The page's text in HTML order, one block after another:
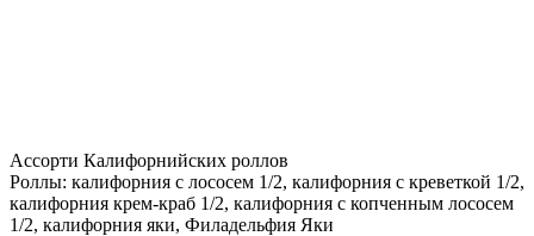
Ассорти Калифорнийских роллов
Роллы: калифорния с лососем 1/2, калифорния с креветкой 1/2,
калифорния крем-краб 1/2, калифорния с копченным лососем
1/2, калифорния яки, Филадельфия Яки